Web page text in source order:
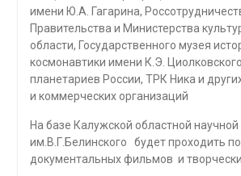
имени Ю.А. Гагарина,
Правительства и Министерства
области, Государственного музея
космонавтики имени К.Э.
планетариев России, ТРК Ника и
и коммерческих организаций
На базе Калужской областной научной
им.В.Г.Белинского будет проходить
документальных фильмов и